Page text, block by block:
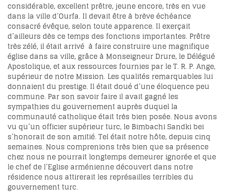
considérable, excellent prêtre, jeune encore, très en vue
dans la ville d’Ourfa. Il devait être à brève échéance
consacré évêque, selon toute apparence. Il exerçait
d’ailleurs dès ce temps des fonctions importantes. Prêtre
très zélé, il était arrivé à faire construire une magnifique
église dans sa ville, grâce à Monseigneur Drure, le Délégué
Apostolique, et aux ressources fournies par le T. R. P. Ange,
supérieur de notre Mission. Les qualités remarquables lui
donnaient du prestige. Il était doué d’une éloquence peu
commune. Par son savoir faire il avait gagné les
sympathies du gouvernement auprès duquel la
communauté catholique était très bien posée. Nous avons
vu qu’un officier supérieur turc, le Bimbachi Sandki bei
s’honorait de son amitié. Tel était notre hôte, depuis cinq
semaines. Nous comprenions très bien que sa présence
chez nous ne pourrait longtemps demeurer ignorée et que
le chef de l’Eglise arménienne découvert dans notre
résidence nous attirerait les représailles terribles du
gouvernement turc.